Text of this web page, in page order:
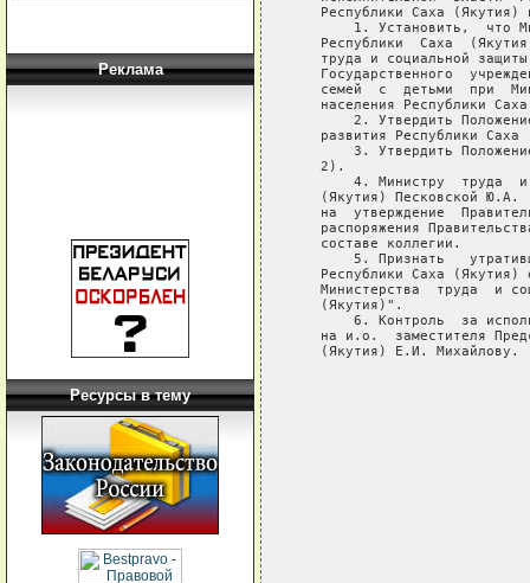
Реклама
Ресурсы в тему